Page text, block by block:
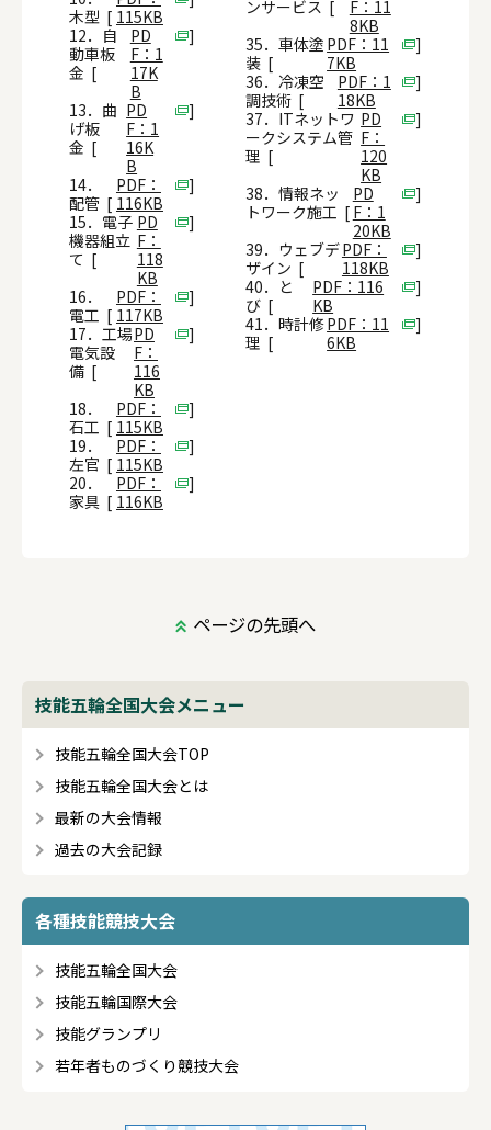
木型 [ 115KB
12．自
動車板
金 [
PD
F：1
17K
B
]
13．曲
げ板
金 [
PD
F：1
16K
B
]
14．
配管 [
PDF：
116KB
]
15．電子
機器組立
て [
PD
F：
118
KB
]
16．
電工 [
PDF：
117KB
]
17．工場
電気設
備 [
PD
F：
116
KB
]
18．
石工 [
PDF：
115KB
]
19．
左官 [
PDF：
115KB
]
20．
家具 [
PDF：
116KB
]
ンサービス [
F：11
8KB
35．車体塗
装 [
PDF：11
7KB
]
36．冷凍空
調技術 [
PDF：1
18KB
]
37．ITネットワ
ークシステム管
理 [
PD
F：
120
KB
]
38．情報ネッ
トワーク施工 [
PD
F：1
20KB
]
39．ウェブデ
ザイン [
PDF：
118KB
]
40．と
び [
PDF：116
KB
]
41．時計修
理 [
PDF：11
6KB
]
ページの先頭へ
技能五輪全国大会メニュー
技能五輪全国大会TOP
技能五輪全国大会とは
最新の大会情報
過去の大会記録
各種技能競技大会
技能五輪全国大会
技能五輪国際大会
技能グランプリ
若年者ものづくり競技大会